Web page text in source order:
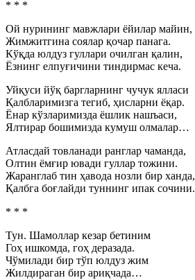
* * *
Ой нурининг мавжлари ёйилар майин,
Жимжитгина соялар қочар панага.
Кўқда юлдуз гуллари очилган қалин,
Ёзнинг елпуғичини тиндирмас кеча.
Уйқуси йўқ баргларнинг чучук ялласи
Қалбларимизга тегиб, ҳисларни ёқар.
Ёнар кўзларимизда ёшлик нашъаси,
Ялтирар бошимизда кумуш олмалар…
Атласдай товланади ранглар чаманда,
Олтин ёмғир ювади гуллар тожини.
Жаранглаб тин ҳавода нозли бир ханда,
Қалбга боғлайди туннинг ипак сочини.
* * *
Тун. Шамоллар кезар бетиним
Гоҳ ишкомда, гоҳ деразада.
Чўмилади бир тўп юлдуз жим
Жилдираган бир ариқчада…